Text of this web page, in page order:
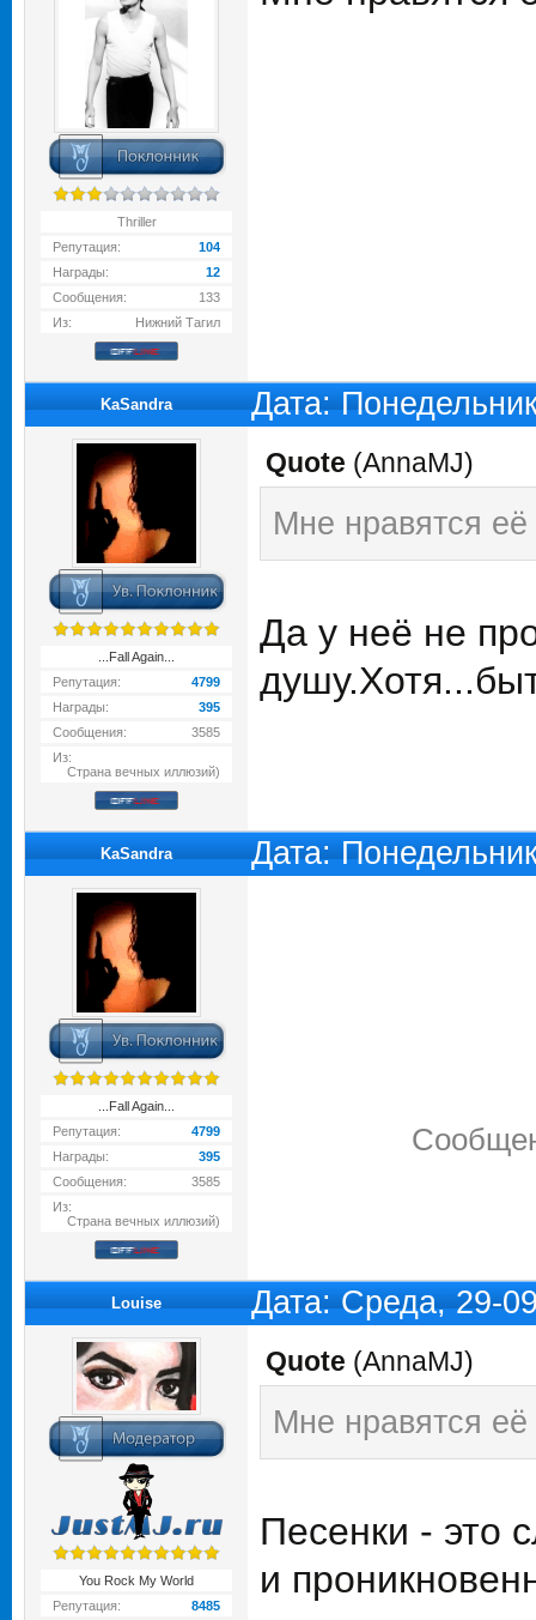
Thriller
Репутация:
104
Награды:
12
Сообщения:
133
Из:
Нижний Тагил
KaSandra Дата:
...Fall Again...
Репутация:
4799
Награды:
395
Сообщения:
3585
Из:
Страна вечных иллюзий)
Quote (AnnaMJ)
Мне нравятся
Да у неё не
KaSandra Дата:
...Fall Again...
Репутация:
4799
Награды:
395
Сообщения:
3585
Из:
Страна вечных иллюзий)
Louise Дата: Среда, 29-
You Rock My World
Репутация:
8485
Quote (AnnaMJ)
Мне нравятся
Песенки - это
и